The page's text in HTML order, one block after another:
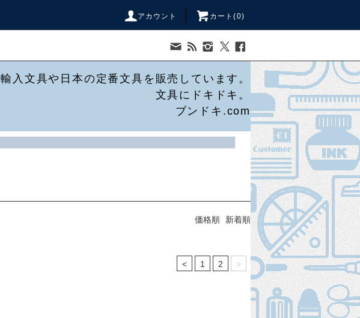
アカウント カート(0)
輸入文具や日本の定番文具を販売しています。
文具にドキドキ。
ブンドキ.com
価格順 新着順
< 1 2 >